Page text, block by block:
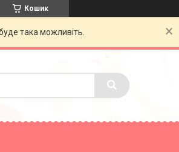
Кошик
така можливіть.